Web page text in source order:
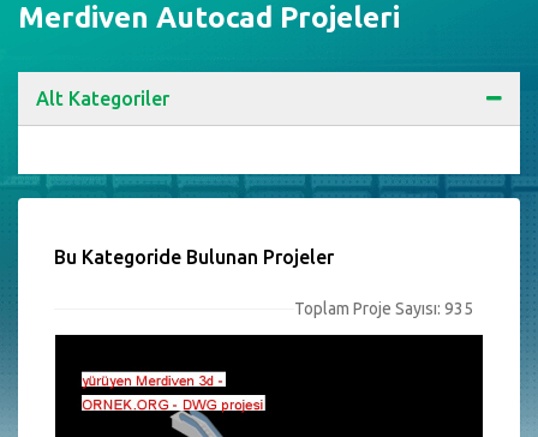
Merdiven Autocad Projeleri
Alt Kategoriler
Bu Kategoride Bulunan Projeler
Toplam Proje Sayısı: 935